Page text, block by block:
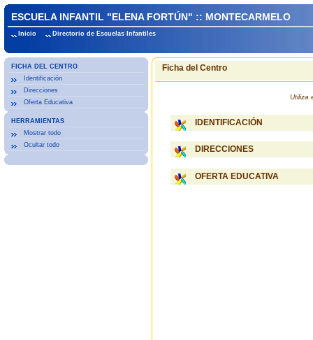
ESCUELA INFANTIL "ELENA FORTÚN" :: MONTECARMELO
Inicio Directorio de Escuelas Infantiles
FICHA DEL CENTRO
Identificación
Direcciones
Oferta Educativa
HERRAMIENTAS
Mostrar todo
Ocultar todo
Ficha del Centro
Utiliza
IDENTIFICACIÓN
DIRECCIONES
OFERTA EDUCATIVA